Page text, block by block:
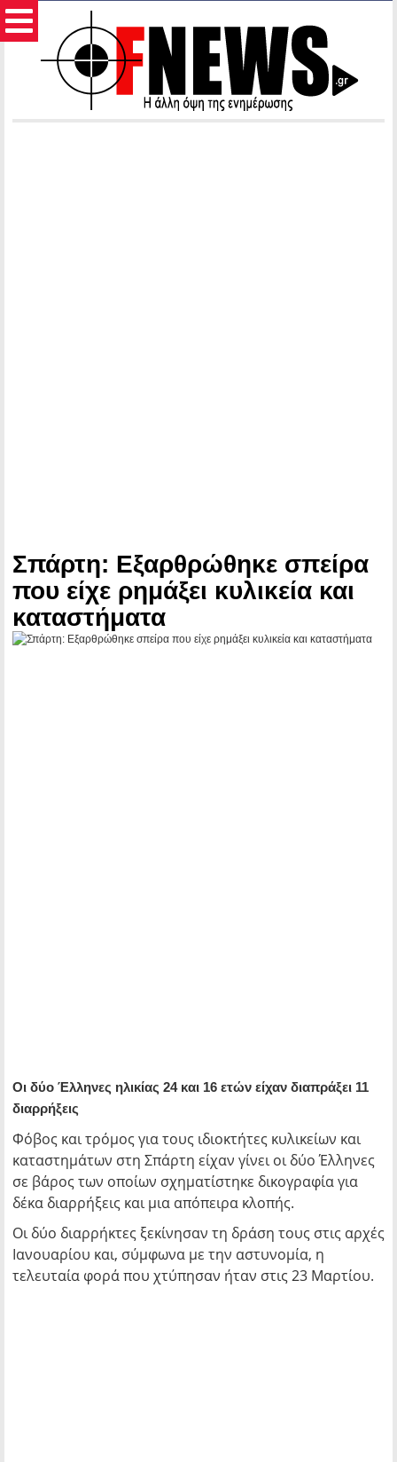
Σπάρτη: Εξαρθρώθηκε σπείρα
που είχε ρημάξει κυλικεία και
καταστήματα
Οι δύο Έλληνες ηλικίας 24 και 16 ετών είχαν διαπράξει 11
διαρρήξεις
Φόβος και τρόμος για τους ιδιοκτήτες κυλικείων και
καταστημάτων στη Σπάρτη είχαν γίνει οι δύο Έλληνες
σε βάρος των οποίων σχηματίστηκε δικογραφία για
δέκα διαρρήξεις και μια απόπειρα κλοπής.
Οι δύο διαρρήκτες ξεκίνησαν τη δράση τους στις αρχές
Ιανουαρίου και, σύμφωνα με την αστυνομία, η
τελευταία φορά που χτύπησαν ήταν στις 23 Μαρτίου.